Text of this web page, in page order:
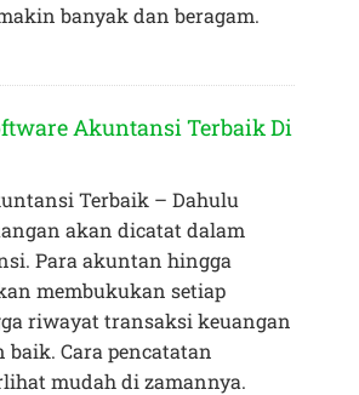
banyak dan beragam.
Akuntansi Terbaik Di
Terbaik – Dahulu
akan dicatat dalam
Para akuntan hingga
membukukan setiap
riwayat transaksi keuangan
Cara pencatatan
mudah di zamannya.